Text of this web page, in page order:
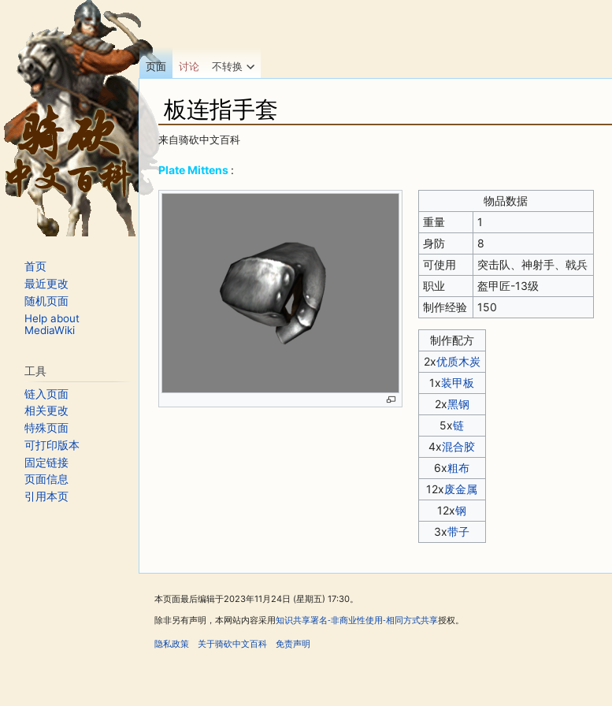
板连指手套
来自骑砍中文百科
跳转至：
Plate Mittens :
物品数据
重量
1
身防
8
可使用
突击队、神射手、戟兵
职业
盔甲匠-13级
制作经验
150
制作配方
2x优质木炭
1x装甲板
2x黑钢
5x链
4x混合胶
6x粗布
12x废金属
12x钢
3x带子
页面 讨论 不转换
首页
最近更改
随机页面
Help about
MediaWiki
工具
链入页面
相关更改
特殊页面
可打印版本
固定链接
页面信息
引用本页
本页面最后编辑于2023年11月24日 (星期五) 17:30。
除非另有声明，本网站内容采用知识共享署名-非商业性使用-相同方式共享授权。
隐私政策 关于骑砍中文百科 免责声明